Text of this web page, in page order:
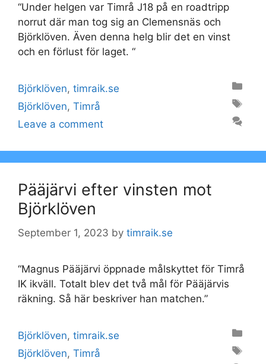
“Under helgen var Timrå J18 på en roadtripp
norrut där man tog sig an Clemensnäs och
Björklöven. Även denna helg blir det en vinst
och en förlust för laget. “
Categories
Björklöven, timraik.se
Tags
Björklöven, Timrå
Leave a comment
Pääjärvi efter vinsten mot
Björklöven
September 1, 2023 by timraik.se
“Magnus Pääjärvi öppnade målskyttet för Timrå
IK ikväll. Totalt blev det två mål för Pääjärvis
räkning. Så här beskriver han matchen.”
Categories
Björklöven, timraik.se
Tags
Björklöven, Timrå